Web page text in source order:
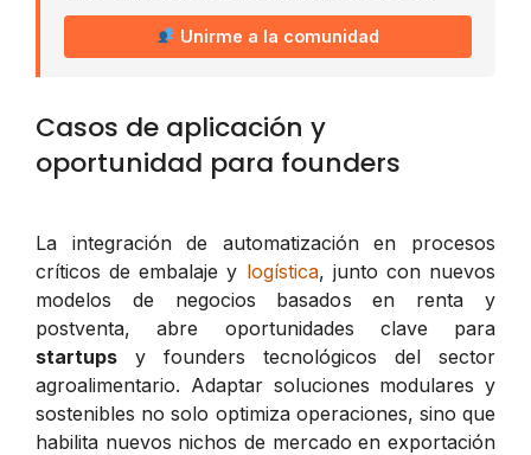
Unirme a la comunidad
Casos de aplicación y
oportunidad para founders
La integración de automatización en procesos
críticos de embalaje y logística, junto con nuevos
modelos de negocios basados en renta y
postventa, abre oportunidades clave para
startups y founders tecnológicos del sector
agroalimentario. Adaptar soluciones modulares y
sostenibles no solo optimiza operaciones, sino que
habilita nuevos nichos de mercado en exportación